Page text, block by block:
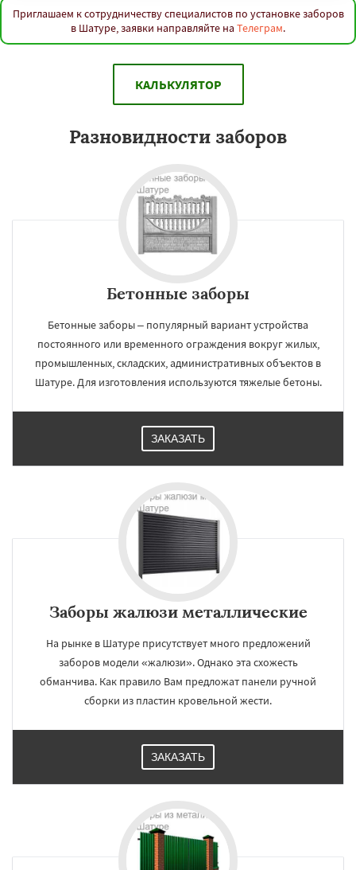
Приглашаем к сотрудничеству специалистов по установке заборов
в Шатуре, заявки направляйте на Телеграм.
КАЛЬКУЛЯТОР
Разновидности заборов
Бетонные заборы
Бетонные заборы – популярный вариант устройства
постоянного или временного ограждения вокруг жилых,
промышленных, складских, административных объектов в
Шатуре. Для изготовления используются тяжелые бетоны.
ЗАКАЗАТЬ
Заборы жалюзи металлические
На рынке в Шатуре присутствует много предложений
заборов модели «жалюзи». Однако эта схожесть
обманчива. Как правило Вам предложат панели ручной
сборки из пластин кровельной жести.
ЗАКАЗАТЬ